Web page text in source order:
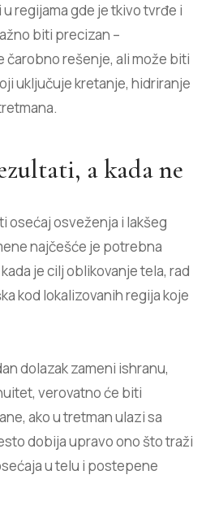
regijama gde je tkivo tvrđe i
biti precizan –
čarobno rešenje, ali može biti
uključuje kretanje, hidriranje
a kada ne
osećaj osveženja i lakšeg
najčešće je potrebna
je cilj oblikovanje tela, rad
kod lokalizovanih regija koje
dolazak zameni ishranu,
verovatno će biti
ako u tretman ulazi sa
dobija upravo ono što traži
u telu i postepene